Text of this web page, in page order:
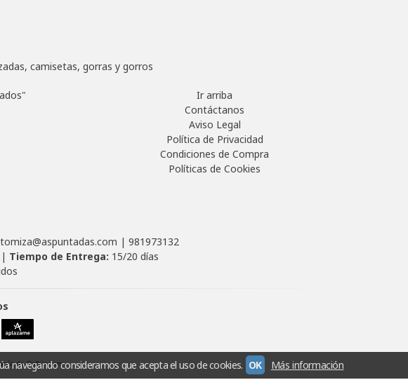
camisetas, gorras y gorros
Ir arriba
Contáctanos
Aviso Legal
Política de Privacidad
Condiciones de Compra
Políticas de Cookies
|981973132
Tiempo de Entrega: 15/20 días
de Palbin.com
navegando consideramos que acepta el uso de cookies. OK Más información